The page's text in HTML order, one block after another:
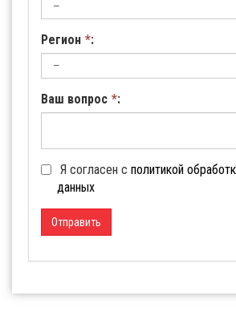
Регион *:
Ваш вопрос *:
Я согласен с политикой
данных
Отправить